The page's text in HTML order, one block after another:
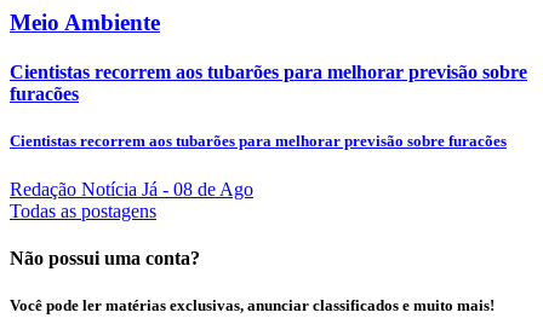
Meio Ambiente
Cientistas recorrem aos tubarões para melhorar previsão sobre
furacões
Cientistas recorrem aos tubarões para melhorar previsão sobre furacões
Redação Notícia Já - 08 de Ago
Todas as postagens
Não possui uma conta?
Você pode ler matérias exclusivas, anunciar classificados e muito mais!